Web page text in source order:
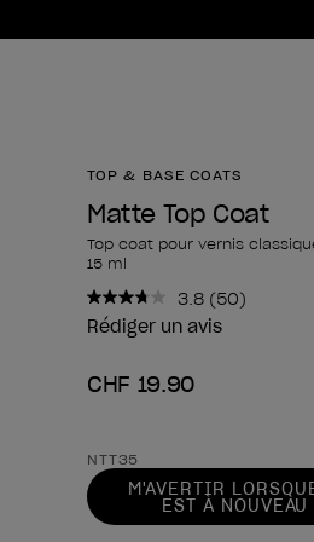
TOP & BASE COATS
Matte Top Coat
Top coat pour vernis
15 ml
3.8 Lire
50
(50)
Rédiger un avis
CHF 19.90
Forme du produit
NTT35
M'AVERTIR
EST À NOUVEAU